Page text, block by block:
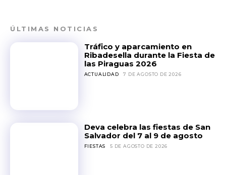
ÚLTIMAS NOTICIAS
Tráfico y aparcamiento en
Ribadesella durante la Fiesta de
las Piraguas 2026
ACTUALIDAD 7 DE AGOSTO DE 2026
Deva celebra las fiestas de San
Salvador del 7 al 9 de agosto
FIESTAS 5 DE AGOSTO DE 2026